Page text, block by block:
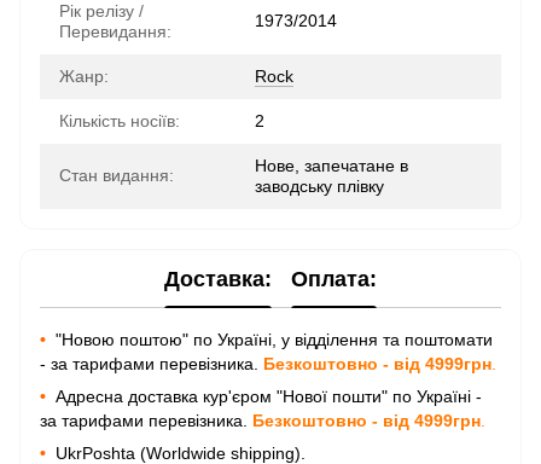
Рік релізу /
Перевидання:
1973/2014
Жанр: Rock
Кількість носіїв: 2
Стан видання:
Нове, запечатане в
заводську плівку
Доставка: Оплата:
• "Новою поштою" по Україні, у відділення та поштомати
- за тарифами перевізника. Безкоштовно - від 4999грн
• Адресна доставка кур'єром "Нової пошти" по Україні -
за тарифами перевізника. Безкоштовно - від 4999грн
• UkrPoshta (Worldwide shipping).